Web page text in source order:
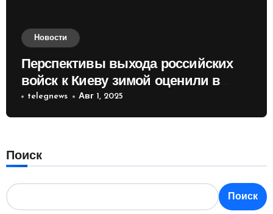
Новости
Перспективы выхода российских
войск к Киеву зимой оценили в
России
telegnews Авг 1, 2025
Поиск
Поиск